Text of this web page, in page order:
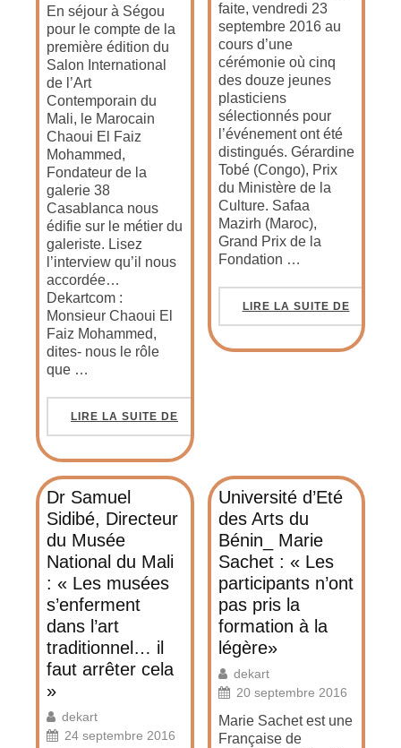
En séjour à Ségou
pour le compte de la
première édition du
Salon International
de l’Art
Contemporain du
Mali, le Marocain
Chaoui El Faiz
Mohammed,
Fondateur de la
galerie 38
Casablanca nous
édifie sur le métier du
galeriste. Lisez
l’interview qu’il nous
accordée…
Dekartcom :
Monsieur Chaoui El
Faiz Mohammed,
dites- nous le rôle
que …
LIRE LA SUITE DE
faite, vendredi 23
septembre 2016 au
cours d’une
cérémonie où cinq
des douze jeunes
plasticiens
sélectionnés pour
l’événement ont été
distingués. Gérardine
Tobé (Congo), Prix
du Ministère de la
Culture. Safaa
Mazirh (Maroc),
Grand Prix de la
Fondation …
LIRE LA SUITE DE
Dr Samuel
Sidibé, Directeur
du Musée
National du Mali
: « Les musées
s’enferment
dans l’art
traditionnel… il
faut arrêter cela
»
dekart
24 septembre 2016
Université d’Eté
des Arts du
Bénin_ Marie
Sachet : « Les
participants n’ont
pas pris la
formation à la
légère»
dekart
20 septembre 2016
Marie Sachet est une
Française de